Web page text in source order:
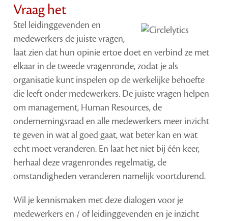
Vraag het
Stel leidinggevenden en
medewerkers de juiste vragen,
laat zien dat hun opinie ertoe doet en verbind ze met
elkaar in de tweede vragenronde, zodat je als
organisatie kunt inspelen op de werkelijke behoefte
die leeft onder medewerkers. De juiste vragen helpen
om management, Human Resources, de
ondernemingsraad en alle medewerkers meer inzicht
te geven in wat al goed gaat, wat beter kan en wat
echt moet veranderen. En laat het niet bij één keer,
herhaal deze vragenrondes regelmatig, de
omstandigheden veranderen namelijk voortdurend.
Wil je kennismaken met deze dialogen voor je
medewerkers en / of leidinggevenden en je inzicht